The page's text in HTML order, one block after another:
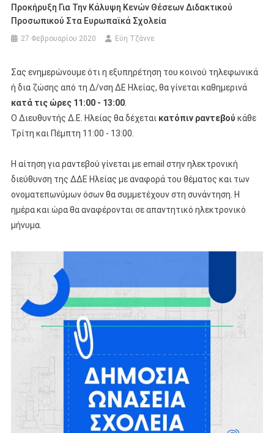
Προκήρυξη Για Την Κάλυψη Κενών Θέσεων Διδακτικού
Προσωπικού Στα Ευρωπαϊκά Σχολεία
27 Φεβρουαρίου 2020 Εύη Τζάννε
Σας ενημερώνουμε ότι η εξυπηρέτηση του κοινού τηλεφωνικά
ή δια ζώσης από τη Δ/νση ΔΕ Ηλείας, θα γίνεται καθημερινά
κατά τις ώρες 11:00 - 13:00.
Ο Διευθυντής Δ.Ε. Ηλείας θα δέχεται κατόπιν ραντεβού κάθε
Τρίτη και Πέμπτη 11:00 - 13:00.
Η αίτηση για ραντεβού γίνεται με email στην ηλεκτρονική
διεύθυνση της ΔΔΕ Ηλείας με αναφορά του θέματος και των
ονοματεπωνύμων όσων θα συμμετέχουν στη συνάντηση. Η
ημέρα και ώρα θα αναφέρονται σε απαντητικό ηλεκτρονικό
μήνυμα.